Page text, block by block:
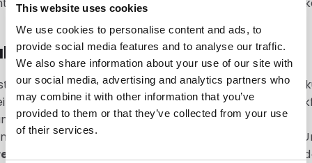
This website uses cookies
We use cookies to personalise content and ads, to
provide social media features and to analyse our traffic.
We also share information about your use of our site with
our social media, advertising and analytics partners who
may combine it with other information that you’ve
provided to them or that they’ve collected from your use
of their services.
und Umweltschutz
nach Nachhaltigkeit. Unsere
Material einzusparen (im Vergleich zu starren
zu reduzieren. Wir bieten zudem
Materialoptionen und beraten Sie gerne zum
Monomaterialien
, damit Ihre Verpackungen nach